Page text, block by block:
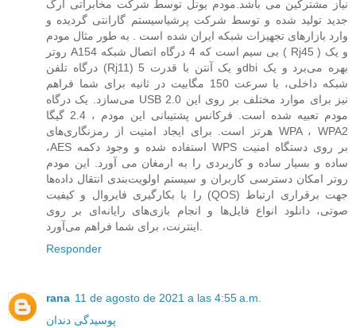
نیاز مشترکین می باشد.مودم یوتل توسط شرکت مخابراتی ارگ
جدید تولید شده و توسط شرکت پرشیاسیستم گارانتی گردیده و
وارد بازارهای تجهیزات شبکه ایران شده است . به طور مثال مودم
روتر A154 بی سیم است که 4 درگاه اتصال شبکه ( Rj45 ) و یک
درگاه تلفن (Rj11) و یک آنتن با قدرت 5dbi بهره می‌برد و یک
شبکه داخلی، با سرعت 150 مگابیت در ثانیه برای شما فراهم
می‌سازد. یک درگاه USB 2.0 نیز برای موارد مختلف بر روی این
مودم تعبیه شده است. فرکانس پشتیبانی این مودم ، 2.4 گیگا
هرتز است. برای ایجاد امنیت از رمزنگاری‌های WPA ، WPA2
،AES استفاده شده و وجود دکمه WPS بر روی دستگاه امنیت
ساده و بسیار ساده و کاربردی را به ارمغان می آورد. این مودم
روتر امکان دسترسی کاربران و سیستم اولویت‌بندی انتقال داده‌ها
را با بکارگیری فایروال و کیفیت (QOS) جهت برقراری ارتباط
صوتی، دانلود انواع فایل‌ها و انجام بازی‌های رایانه‌ای بر روی
Responder
rana 11 de agosto de 2021 a las 4:55 a.m.
پوسیدگی دندان